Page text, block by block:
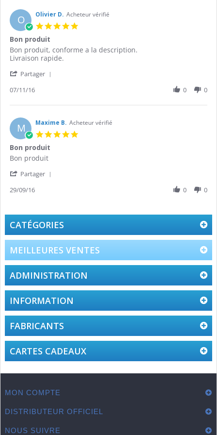
O Olivier D. Acheteur vérifié
Bon produit
Review
by
D.
7
2016
review
stating
produit
Bon produit, conforme a la description.
Livraison rapide.
Partager
Olivier
on
7
Nov
07/11/16 0 0
M Maxime B. Acheteur vérifié
Bon produit
Review
Maxime
on
2016
review
Bon
Bon produit
Partager
B.
on
29
Sep
2016
29/09/16 0 0
CATÉGORIES
MEILLEURES VENTES
ADMINISTRATION
INFORMATION
FABRICANTS
CARTES CADEAUX
MON COMPTE
DISTRIBUTEUR OFFICIEL
NOUS SUIVRE